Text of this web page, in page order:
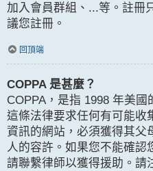
加入會員群組、...等。註冊
議您註冊。
回頂端
COPPA 是甚麼？
COPPA，是指 1998 年美國
這條法律要求任何有可能收
資訊的網站，必須獲得其父
人的容許。如果您不能確認
請聯繫律師以獲得援助。請